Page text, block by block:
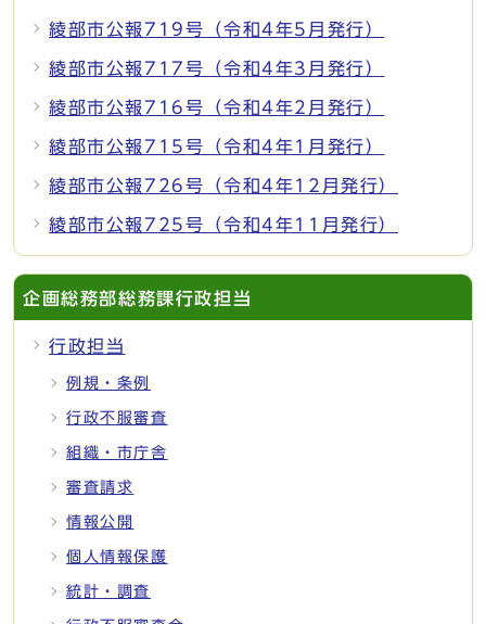
綾部市公報719号（令和4年5月発行）
綾部市公報717号（令和4年3月発行）
綾部市公報716号（令和4年2月発行）
綾部市公報715号（令和4年1月発行）
綾部市公報726号（令和4年12月発行）
綾部市公報725号（令和4年11月発行）
企画総務部総務課行政担当
行政担当
例規・条例
行政不服審査
組織・市庁舎
審査請求
情報公開
個人情報保護
統計・調査